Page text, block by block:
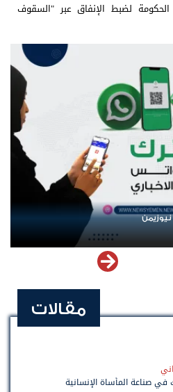
لضبط الإنفاق عبر "السقوف
ادعاء حكومي بلا معطيات
مقالات
صناعة المأساة الإنسانية